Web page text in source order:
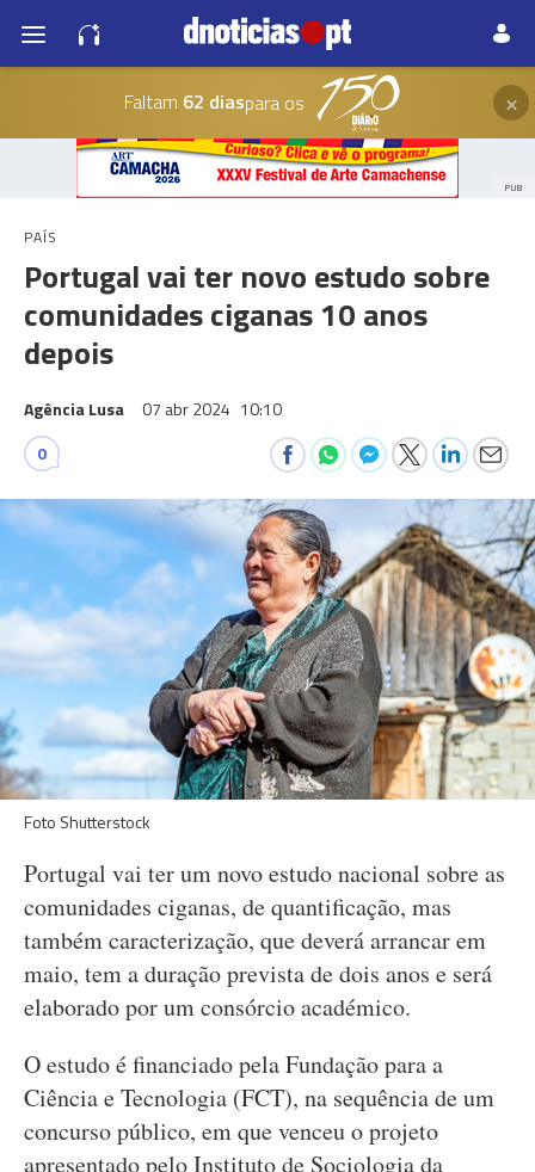
Faltam 62 diaspara os ×
PUB
PAÍS
Portugal vai ter novo estudo sobre
comunidades ciganas 10 anos
depois
Agência Lusa 07 abr 2024 10:10
0
Foto Shutterstock
Portugal vai ter um novo estudo nacional sobre as
comunidades ciganas, de quantificação, mas
também caracterização, que deverá arrancar em
maio, tem a duração prevista de dois anos e será
elaborado por um consórcio académico.
O estudo é financiado pela Fundação para a
Ciência e Tecnologia (FCT), na sequência de um
concurso público, em que venceu o projeto
apresentado pelo Instituto de Sociologia da